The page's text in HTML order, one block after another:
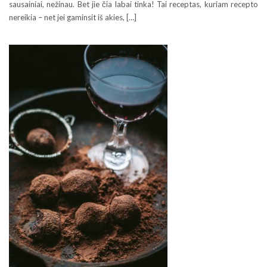
sausainiai, nežinau. Bet jie čia labai tinka! Tai receptas, kuriam recepto
nereikia – net jei gaminsit iš akies, […]